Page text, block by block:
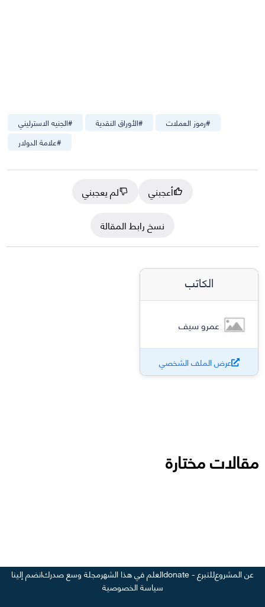
#الجنيه الاسترليني #الأوراق النقدية #رموز العملات
#علامة الدولار
أعجبني
لم يعجبني
نسخ رابط المقالة
الكاتب
عمرو سيف
عرض الملف الشخصي
مقالات مختارة
عن المشروعللتبرع - donate العلم في هذا الشهرمجلة وسع صدركانضم إلينا
سياسة الخصوصية